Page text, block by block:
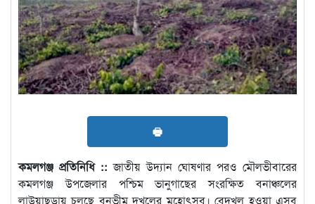
🖶
কমলগঞ্জ প্রতিনিধি :: জাতীয় উদ্যান ঘোষণার পরও মৌলভীবারের
কমলগঞ্জ উপজেলার পশ্চিম ভানুগাছের সংরক্ষিত বনাঞ্চলের
লাউয়াছড়ায় চলছে বনভূীম দখলের মহোৎসব। বেদখল হওয়া এসব